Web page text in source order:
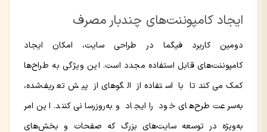
ایجاد کامپوننت‌های چندبار مصرف
دومین کاربرد فیگما در طراحی سایت، امکان ایجاد
کامپوننت‌های قابل استفاده مجدد است. این ویژگی به طراح‌ها
کمک می‌کند تا با استفاده از الگوهای از پیش تعریف‌شده،
به‌سرعت طرح‌های خود را ایجاد و به‌روزرسانی کنند. این امر
به‌ویژه در توسعه سایت‌های بزرگ که صفحات و بخش‌های